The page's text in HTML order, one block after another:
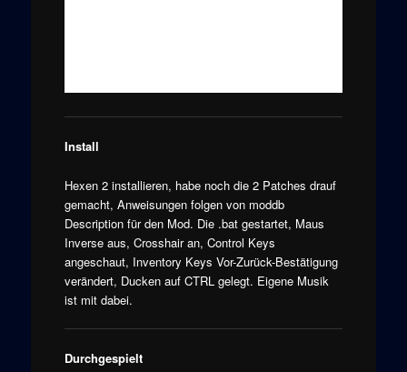
Install
Hexen 2 installieren, habe noch die 2 Patches drauf
gemacht, Anweisungen folgen von moddb
Description für den Mod. Die .bat gestartet, Maus
Inverse aus, Crosshair an, Control Keys
angeschaut, Inventory Keys Vor-Zurück-Bestätigung
verändert, Ducken auf CTRL gelegt. Eigene Musik
ist mit dabei.
Durchgespielt